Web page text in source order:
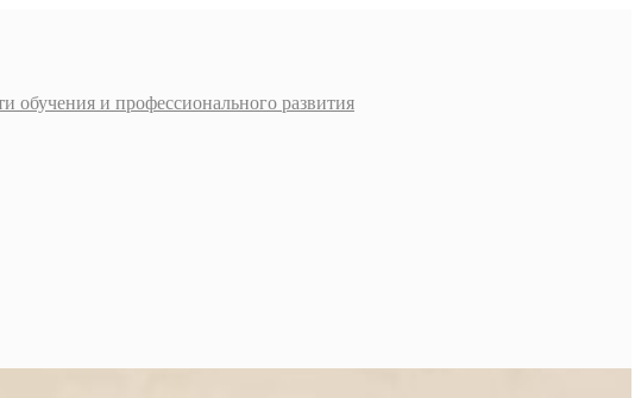
обучения и профессионального развития